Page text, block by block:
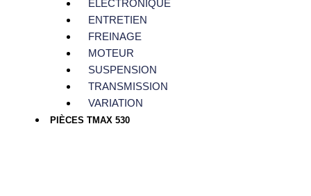
ELECTRONIQUE
ENTRETIEN
FREINAGE
MOTEUR
SUSPENSION
TRANSMISSION
VARIATION
PIÈCES TMAX 530